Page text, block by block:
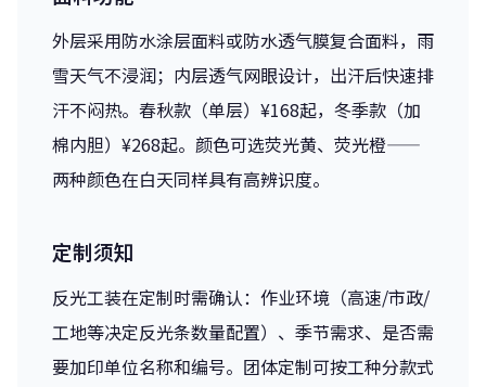
外层采用防水涂层面料或防水透气膜复合面料，雨
雪天气不浸润；内层透气网眼设计，出汗后快速排
汗不闷热。春秋款（单层）¥168起，冬季款（加
棉内胆）¥268起。颜色可选荧光黄、荧光橙——
两种颜色在白天同样具有高辨识度。
定制须知
反光工装在定制时需确认：作业环境（高速/市政/
工地等决定反光条数量配置）、季节需求、是否需
要加印单位名称和编号。团体定制可按工种分款式